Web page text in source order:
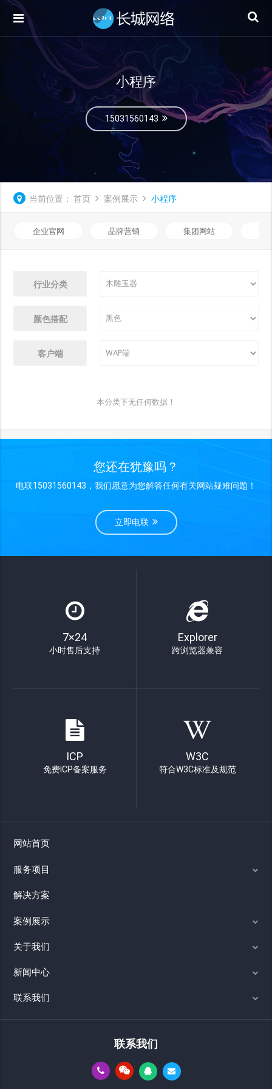
小程序
15031560143
当前位置： 首页 案例展示 小程序
企业官网 品牌营销 集团网站
行业分类
颜色搭配
客户端
本分类下无任何数据！
您还在犹豫吗？
电联15031560143，我们愿意为您解答任何有关网站疑难问题！
立即电联
7×24
小时售后支持
Explorer
跨浏览器兼容
ICP
免费ICP备案服务
W3C
符合W3C标准及规范
网站首页
服务项目
解决方案
案例展示
关于我们
新闻中心
联系我们
联系我们